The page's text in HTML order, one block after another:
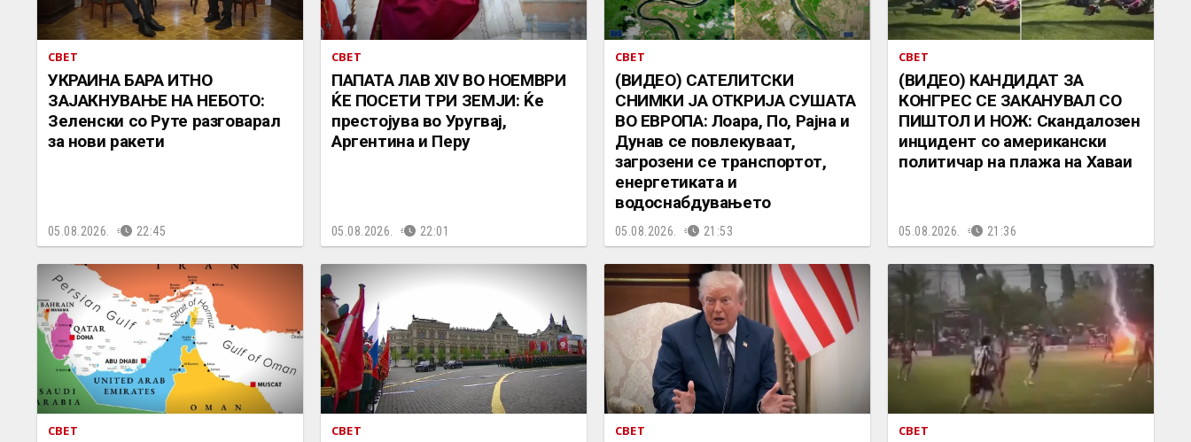
СВЕТ
УКРАИНА БАРА ИТНО
ЗАЈАКНУВАЊЕ НА НЕБОТО:
Зеленски со Руте разговарал
за нови ракети
05.08.2026. 22:45
СВЕТ
ПАПАТА ЛАВ XIV ВО НОЕМВРИ
ЌЕ ПОСЕТИ ТРИ ЗЕМЈИ: Ќе
престојува во Уругвај,
Аргентина и Перу
05.08.2026. 22:01
СВЕТ
(ВИДЕО) САТЕЛИТСКИ
СНИМКИ ЈА ОТКРИЈА СУШАТА
ВО ЕВРОПА: Лоара, По, Рајна и
Дунав се повлекуваат,
загрозени се транспортот,
енергетиката и
водоснабдувањето
05.08.2026. 21:53
СВЕТ
(ВИДЕО) КАНДИДАТ ЗА
КОНГРЕС СЕ ЗАКАНУВАЛ СО
ПИШТОЛ И НОЖ: Скандалозен
инцидент со американски
политичар на плажа на Хаваи
05.08.2026. 21:36
СВЕТ СВЕТ СВЕТ СВЕТ